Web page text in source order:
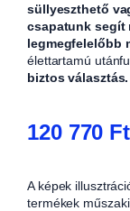
süllyeszthető
csapatunk segít
legmegfelelőbb
élettartamú
biztos választás.
120 770 Ft
A képek
termékek